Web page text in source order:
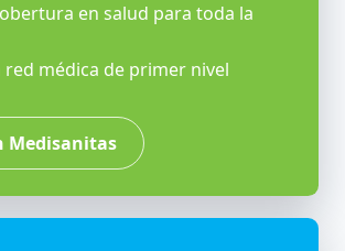
en salud para toda la
red médica de primer nivel
Medisanitas